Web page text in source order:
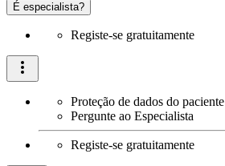
É especialista?
Registe-se gratuitamente
Proteção de dados do paciente
Pergunte ao Especialista
Registe-se gratuitamente